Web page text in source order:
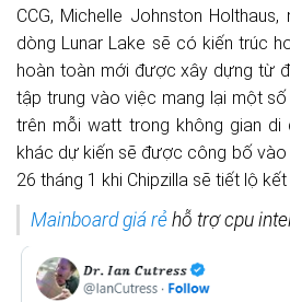
CCG, Michelle Johnston
dòng Lunar Lake sẽ có kiến ​​trúc
hoàn toàn mới được xây dựng từ
tập trung vào việc mang lại một
trên mỗi watt trong không gian di
khác dự kiến ​​sẽ được công bố vào
26 tháng 1 khi Chipzilla sẽ tiết lộ
Mainboard giá rẻ hỗ trợ cpu